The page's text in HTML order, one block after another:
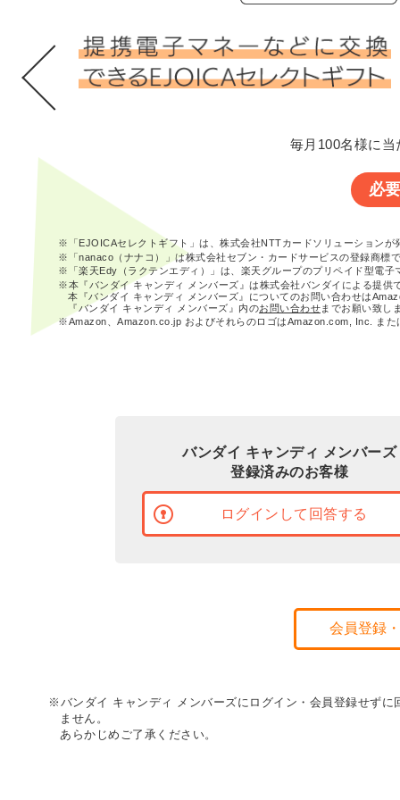
毎月100名様に
必
※「EJOICAセレクトギフト」は、株式会社NTTカードソリューションが
※「nanaco（ナナコ）」は株式会社セブン・カードサービスの登録商標
※「楽天Edy（ラクテンエディ）」は、楽天グループのプリペイド型電子
※本『バンダイ キャンディ メンバーズ』は株式会社バンダイによる提供
本『バンダイ キャンディ メンバーズ』についてのお問い合わせは
『バンダイ キャンディ メンバーズ』内のお問い合わせまでお願い致し
※Amazon、Amazon.co.jp およびそれらのロゴはAmazon.com, Inc. また
バンダイ キャンディ メンバーズ
登録済みのお客様
ログインして回答する
会員登録
※バンダイ キャンディ メンバーズにログイン・会員登録せず
ません。
あらかじめご了承ください。